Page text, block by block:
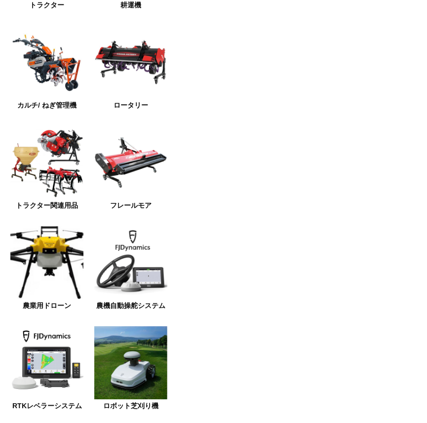
トラクター 耕運機
カルチ/ ねぎ管理機 ロータリー
トラクター関連用品 フレールモア
農業用ドローン 農機自動操舵システム
RTKレベラーシステム ロボット芝刈り機